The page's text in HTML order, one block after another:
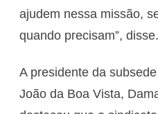
ajudem nessa missão,
quando precisam”, disse.
A presidente da
João da Boa Vista,